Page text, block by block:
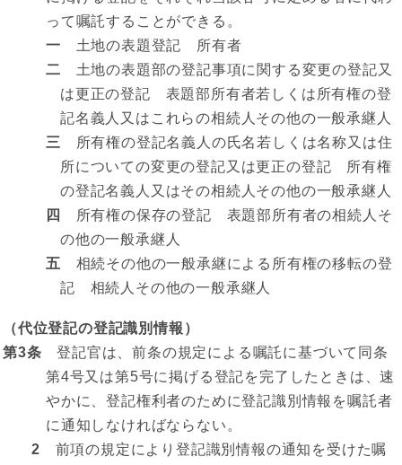
って嘱託することができる。
一 土地の表題登記 所有者
二 土地の表題部の登記事項に関する変更の登記又
は更正の登記 表題部所有者若しくは所有権の登
記名義人又はこれらの相続人その他の一般承継人
三
所有権の登記名義人の氏名若しくは名称又は住
所についての変更の登記又は更正の登記 所有権
の登記名義人又はその相続人その他の一般承継人
四
所有権の保存の登記 表題部所有者の相続人そ
の他の一般承継人
五 相続その他の一般承継による所有権の移転の登
記 相続人その他の一般承継人
（代位登記の登記識別情報）
第3条 登記官は、前条の規定による嘱託に基づいて同条
第4号又は第5号に掲げる登記を完了したときは、速
やかに、登記権利者のために登記識別情報を嘱託者
に通知しなければならない。
2 前項の規定により登記識別情報の通知を受けた嘱